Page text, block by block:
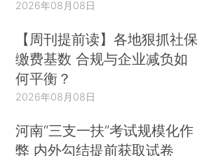
2026年08月08日
【周刊提前读】各地狠抓社保
缴费基数 合规与企业减负如
何平衡？
2026年08月08日
河南“三支一扶”考试规模化作
弊 内外勾结提前获取试卷